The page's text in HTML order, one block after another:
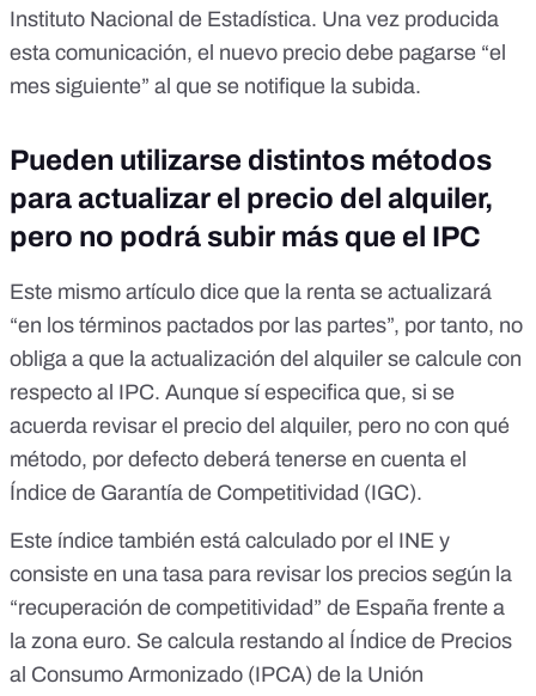
Instituto Nacional de Estadística. Una vez producida
esta comunicación, el nuevo precio debe pagarse “el
mes siguiente” al que se notifique la subida.
Pueden utilizarse distintos métodos
para actualizar el precio del alquiler,
pero no podrá subir más que el IPC
Este mismo artículo dice que la renta se actualizará
“en los términos pactados por las partes”, por tanto, no
obliga a que la actualización del alquiler se calcule con
respecto al IPC. Aunque sí especifica que, si se
acuerda revisar el precio del alquiler, pero no con qué
método, por defecto deberá tenerse en cuenta el
Índice de Garantía de Competitividad (IGC).
Este índice también está calculado por el INE y
consiste en una tasa para revisar los precios según la
“recuperación de competitividad” de España frente a
la zona euro. Se calcula restando al Índice de Precios
al Consumo Armonizado (IPCA) de la Unión